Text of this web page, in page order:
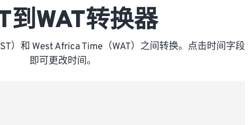
到WAT转换器
）和 West Africa Time（WAT）之间转换。点击时间字段
即可更改时间。